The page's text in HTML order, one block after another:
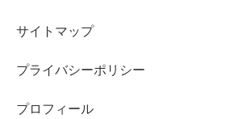
サイトマップ
プライバシーポリシー
プロフィール